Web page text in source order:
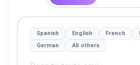
Spanish English French
German
All others